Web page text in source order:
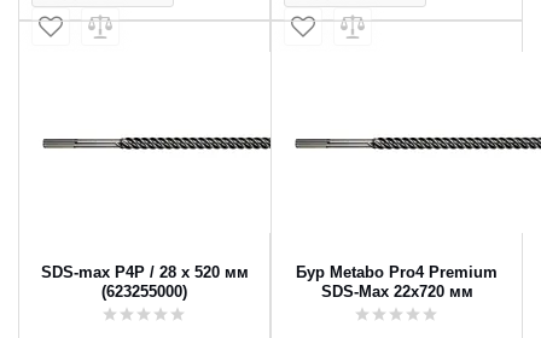
SDS-max P4P / 28 x 520 мм
(623255000)
Бур Metabo Pro4 Premium
SDS-Max 22x720 мм